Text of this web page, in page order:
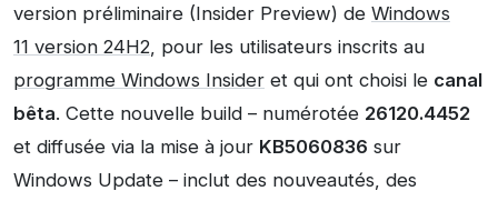
version préliminaire (Insider Preview) de Windows
11 version 24H2, pour les utilisateurs inscrits au
programme Windows Insider et qui ont choisi le canal
bêta. Cette nouvelle build – numérotée 26120.4452
et diffusée via la mise à jour KB5060836 sur
Windows Update – inclut des nouveautés, des